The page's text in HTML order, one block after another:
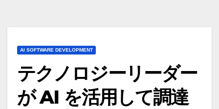
AI SOFTWARE DEVELOPMENT
テクノロジーリーダー
が AI を活用して調達